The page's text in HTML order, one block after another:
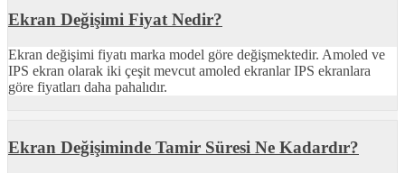
Ekran Değişimi Fiyat Nedir?
Ekran değişimi fiyatı marka model göre değişmektedir. Amoled ve
IPS ekran olarak iki çeşit mevcut amoled ekranlar IPS ekranlara
göre fiyatları daha pahalıdır.
Ekran Değişiminde Tamir Süresi Ne Kadardır?